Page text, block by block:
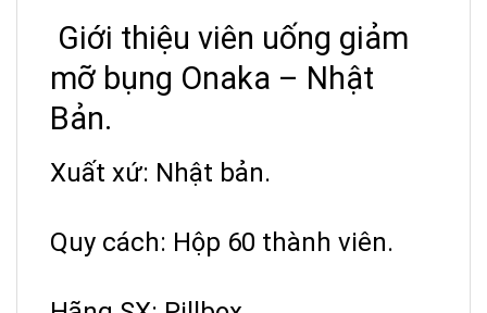
Giới thiệu viên uống giảm
mỡ bụng Onaka – Nhật
Bản.
Xuất xứ: Nhật bản.
Quy cách: Hộp 60 thành viên.